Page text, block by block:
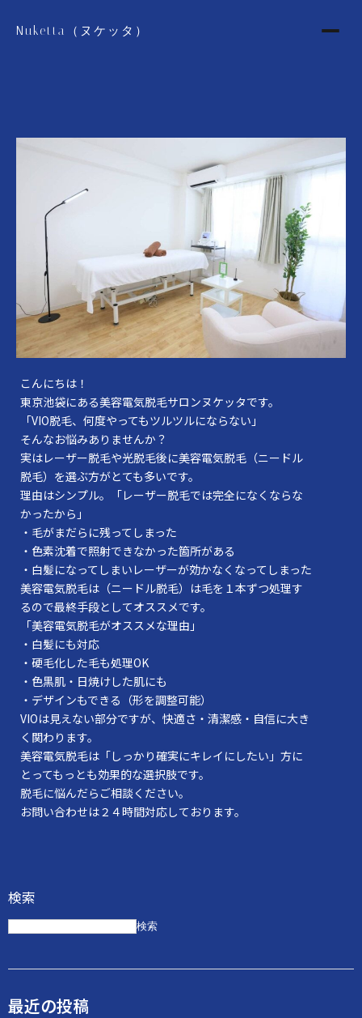
Nuketta（ヌケッタ）
こんにちは！
東京池袋にある美容電気脱毛サロンヌケッタです。
「VIO脱毛、何度やってもツルツルにならない」
そんなお悩みありませんか？
実はレーザー脱毛や光脱毛後に美容電気脱毛（ニードル
脱毛）を選ぶ方がとても多いです。
理由はシンプル。「レーザー脱毛では完全になくならな
かったから」
・毛がまだらに残ってしまった
・色素沈着で照射できなかった箇所がある
・白髪になってしまいレーザーが効かなくなってしまった
美容電気脱毛は（ニードル脱毛）は毛を１本ずつ処理す
るので最終手段としてオススメです。
「美容電気脱毛がオススメな理由」
・白髪にも対応
・硬毛化した毛も処理OK
・色黒肌・日焼けした肌にも
・デザインもできる（形を調整可能）
VIOは見えない部分ですが、快適さ・清潔感・自信に大き
く関わります。
美容電気脱毛は「しっかり確実にキレイにしたい」方に
とってもっとも効果的な選択肢です。
脱毛に悩んだらご相談ください。
お問い合わせは２４時間対応しております。
検索
検索
最近の投稿